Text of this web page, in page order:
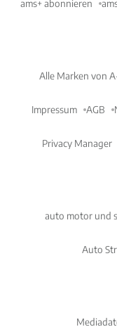
ams+ abonnieren
Alle Marken von
Impressum AGB
Privacy Manager
auto motor und
Auto